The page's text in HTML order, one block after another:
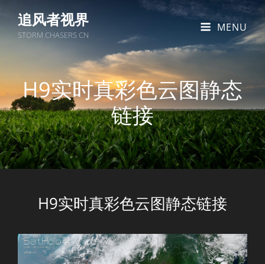
追风者视界
STORM CHASERS CN
MENU
H9实时真彩色云图静态
链接
H9实时真彩色云图静态链接